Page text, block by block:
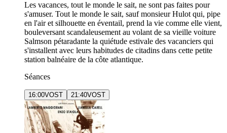
Les vacances, tout le monde le sait, ne sont pas faites pour
s'amuser. Tout le monde le sait, sauf monsieur Hulot qui, pipe
en l'air et silhouette en éventail, prend la vie comme elle vient,
bouleversant scandaleusement au volant de sa vieille voiture
Salmson pétaradante la quiétude estivale des vacanciers qui
s'installent avec leurs habitudes de citadins dans cette petite
station balnéaire de la côte atlantique.
Séances
16:00VOST 21:40VOST